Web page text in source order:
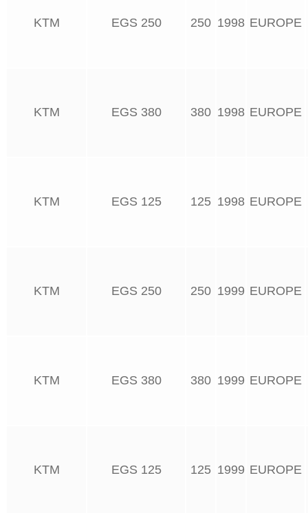
KTM EGS 250 250 1998 EUROPE
KTM EGS 380 380 1998 EUROPE
KTM EGS 125 125 1998 EUROPE
KTM EGS 250 250 1999 EUROPE
KTM EGS 380 380 1999 EUROPE
KTM EGS 125 125 1999 EUROPE